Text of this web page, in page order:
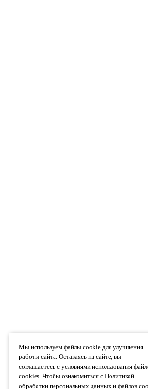
Мы используем файлы cookie для улучшения
работы сайта. Оставаясь на сайте, вы
соглашаетесь с условиями использования
cookies. Чтобы ознакомиться с Политикой
обработки персональных данных и файлов